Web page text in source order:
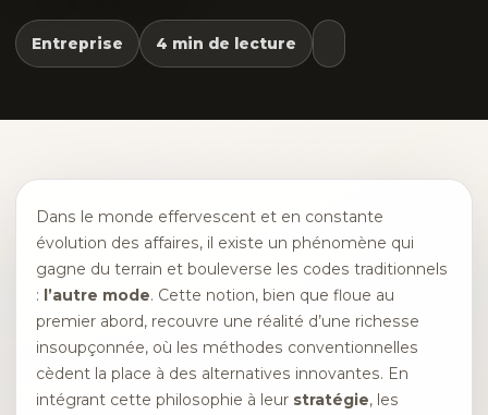
Entreprise 4 min de lecture
Dans le monde effervescent et en constante
évolution des affaires, il existe un phénomène qui
gagne du terrain et bouleverse les codes traditionnels
: l’autre mode. Cette notion, bien que floue au
premier abord, recouvre une réalité d’une richesse
insoupçonnée, où les méthodes conventionnelles
cèdent la place à des alternatives innovantes. En
intégrant cette philosophie à leur stratégie, les